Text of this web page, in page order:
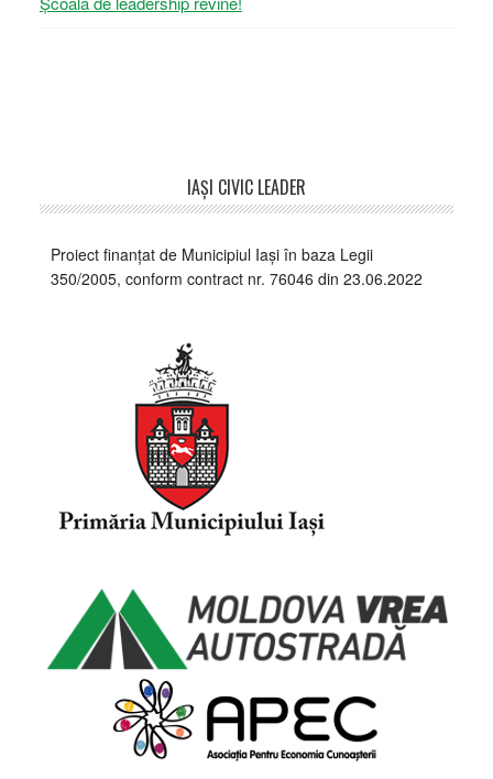
IAŞI CIVIC LEADER
Proiect finanțat de Municipiul Iași în baza Legii
350/2005, conform contract nr. 76046 din 23.06.2022